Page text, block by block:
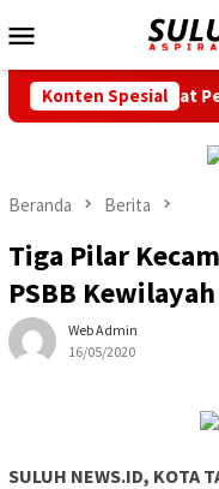
ke
Mobile
Konten Spesial
Pelayanan Anak
Beranda Berita
Tiga Pilar
PSBB Kewilayah
Web Admin
16/05/2020
SULUH NEWS.ID, KOTA